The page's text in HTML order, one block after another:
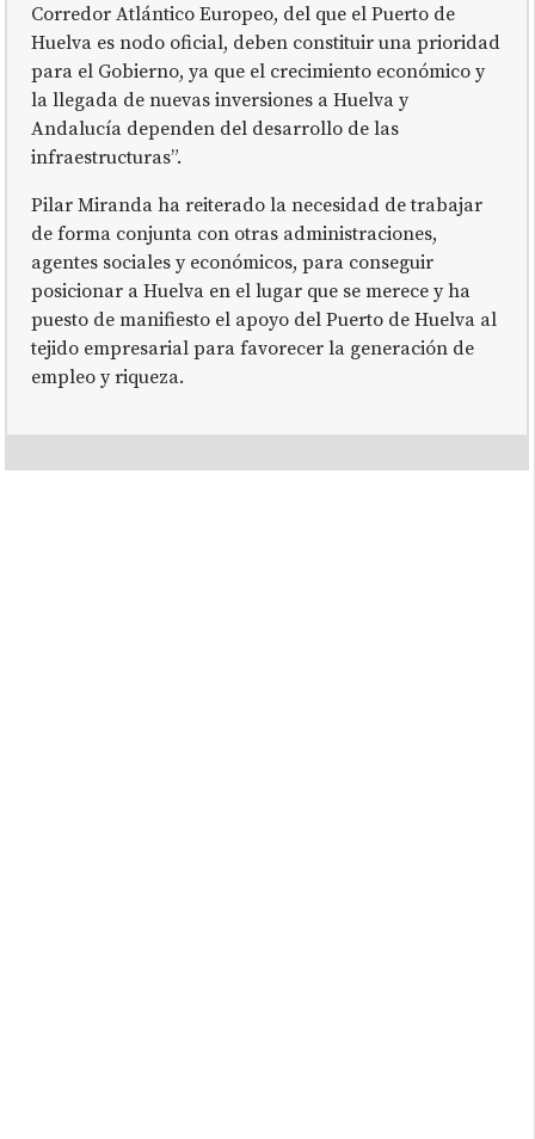
Corredor Atlántico Europeo, del que el Puerto de
Huelva es nodo oficial, deben constituir una prioridad
para el Gobierno, ya que el crecimiento económico y
la llegada de nuevas inversiones a Huelva y
Andalucía dependen del desarrollo de las
infraestructuras”.
Pilar Miranda ha reiterado la necesidad de trabajar
de forma conjunta con otras administraciones,
agentes sociales y económicos, para conseguir
posicionar a Huelva en el lugar que se merece y ha
puesto de manifiesto el apoyo del Puerto de Huelva al
tejido empresarial para favorecer la generación de
empleo y riqueza.